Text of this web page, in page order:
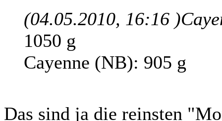
(04.05.2010, 16:16 )
1050 g
Cayenne (NB): 905 g
Das sind ja die reinsten